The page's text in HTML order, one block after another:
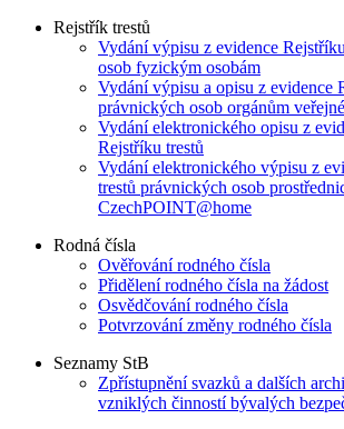
Rejstřík trestů
Vydání výpisu z evidence
osob fyzickým osobám
Vydání výpisu a opisu z evidence
právnických osob orgánům
Vydání elektronického opisu z
Rejstříku trestů
Vydání elektronického výpisu z
trestů právnických osob
CzechPOINT@home
Rodná čísla
Ověřování rodného čísla
Přidělení rodného čísla na žádost
Osvědčování rodného čísla
Potvrzování změny rodného čísla
Seznamy StB
Zpřístupnění svazků a dalších
vzniklých činností bývalých